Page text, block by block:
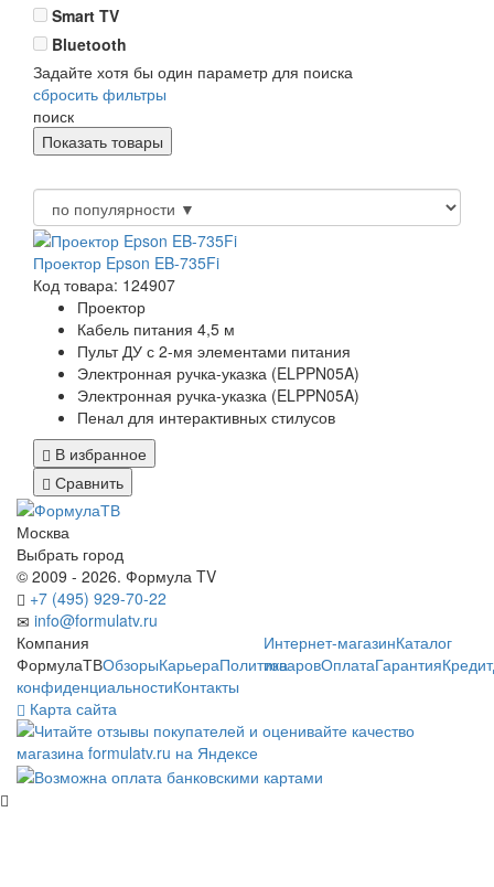
Smart TV
Bluetooth
Задайте хотя бы один параметр для поиска
сбросить фильтры
поиск
Проектор Epson EB-735Fi
Код товара: 124907
Проектор
Кабель питания 4,5 м
Пульт ДУ с 2-мя элементами питания
Электронная ручка-указка (ELPPN05A)
Электронная ручка-указка (ELPPN05A)
Пенал для интерактивных стилусов
В избранное
Сравнить
Москва
Выбрать город
© 2009 - 2026. Формула TV
+7 (495) 929-70-22
info@formulatv.ru
Компания
ФормулаТВОбзорыКарьераПолитика
конфиденциальностиКонтакты
Интернет-магазинКаталог
товаровОплатаГарантияКредит
Карта сайта